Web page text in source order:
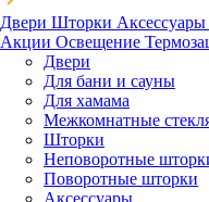
Двери Шторки Аксессуары
Акции Освещение
Двери
Для бани и сауны
Для хамама
Межкомнатные
Шторки
Неповоротные
Поворотные шторки
Аксессуары